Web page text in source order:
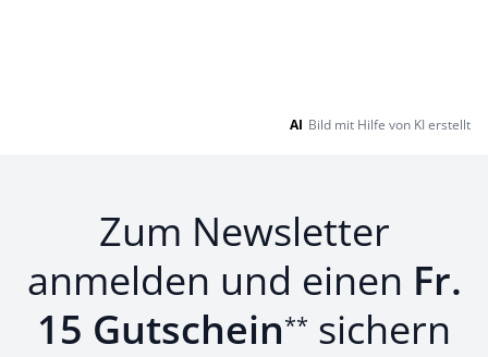
AI Bild mit Hilfe von KI erstellt
Zum Newsletter
anmelden und einen Fr.
15 Gutschein** sichern